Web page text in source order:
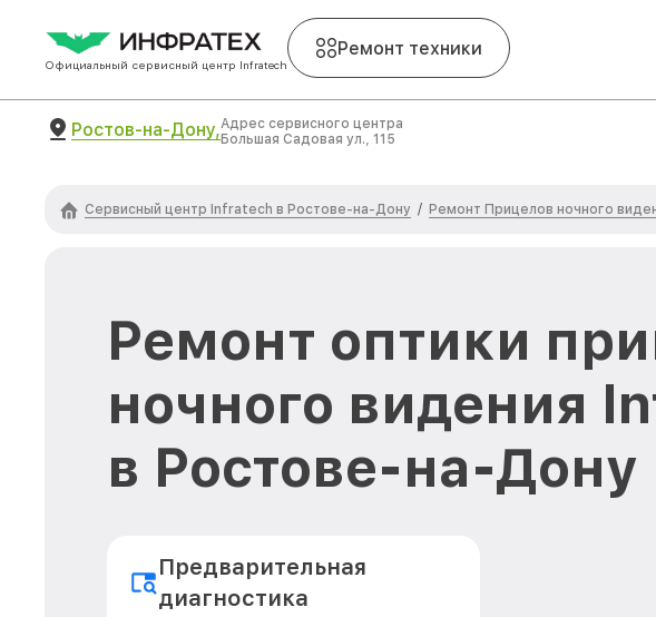
Официальный сервисный центр Infratech
Ремонт техники
Ростов-на-Дону,Адрес сервисного центра
Большая Садовая ул., 115
Сервисный центр Infratech в Ростове-на-Дону / Ремонт Прицелов ночного
Ремонт оптики
ночного видения
в Ростове-на-Дону
Предварительная
диагностика